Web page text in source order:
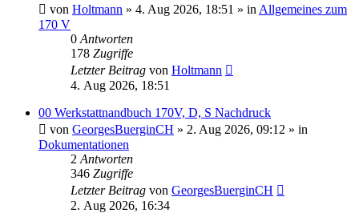
von Holtmann » 4. Aug 2026, 18:51 » in Allgemeines zum
170 V
0 Antworten
178 Zugriffe
Letzter Beitrag von Holtmann
4. Aug 2026, 18:51
00 Werkstattnandbuch 170V, D, S Nachdruck
von GeorgesBuerginCH » 2. Aug 2026, 09:12 » in
Dokumentationen
2 Antworten
346 Zugriffe
Letzter Beitrag von GeorgesBuerginCH
2. Aug 2026, 16:34